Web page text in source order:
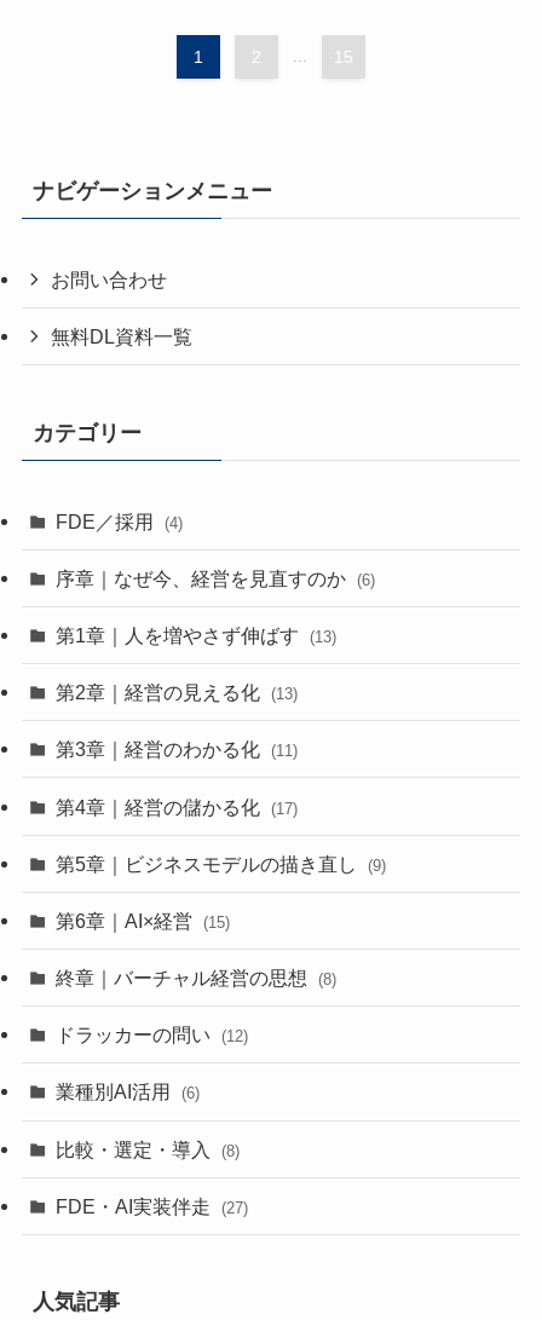
1 2 15
ナビゲーションメニュー
お問い合わせ
無料DL資料一覧
カテゴリー
FDE／採用 (4)
序章｜なぜ今、経営を見直すのか (6)
第1章｜人を増やさず伸ばす (13)
第2章｜経営の見える化 (13)
第3章｜経営のわかる化 (11)
第4章｜経営の儲かる化 (17)
第5章｜ビジネスモデルの描き直し (9)
第6章｜AI×経営 (15)
終章｜バーチャル経営の思想 (8)
ドラッカーの問い (12)
業種別AI活用 (6)
比較・選定・導入 (8)
FDE・AI実装伴走 (27)
人気記事